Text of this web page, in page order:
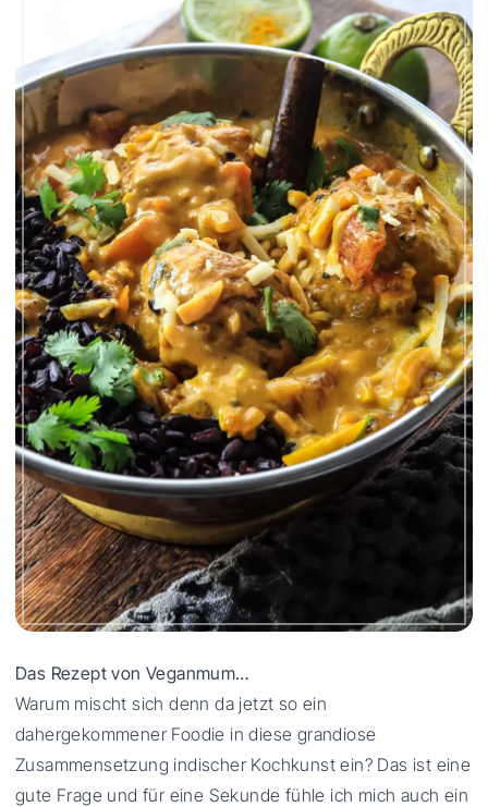
Das Rezept von Veganmum…
Warum mischt sich denn da jetzt so ein
dahergekommener Foodie in diese grandiose
Zusammensetzung indischer Kochkunst ein? Das ist eine
gute Frage und für eine Sekunde fühle ich mich auch ein